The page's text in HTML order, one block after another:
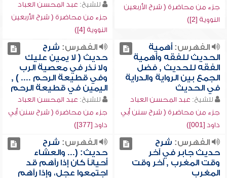
جزء من محاضرة ( شرح الأربعين
النووية [2])
للشيخ: عبد المحسن العباد
جزء من محاضرة ( شرح الأربعين
النووية [4])
الفهرس:أهمية
الحديث للفقه وأهمية
الفقه للحديث , فضل
الجمع بين الرواية والدراية
في الحديث
للشيخ: عبد المحسن العباد
جزء من محاضرة ( شرح سنن أبي
داود [001])
الفهرس: شرح
حديث ( لا يمين عليك
ولا نذر في معصية الرب
وفي قطيعة الرحم .... ) ,
اليمين في قطيعة الرحم
للشيخ: عبد المحسن العباد
جزء من محاضرة ( شرح سنن أبي
داود [377])
الفهرس: شرح
حديث جابر في آخر
وقت المغرب , آخر وقت
المغرب
الفهرس: شرح
حديث: (... والعشاء
أحياناً كان إذا رآهم قد
اجتمعوا عجل، وإذا رآهم